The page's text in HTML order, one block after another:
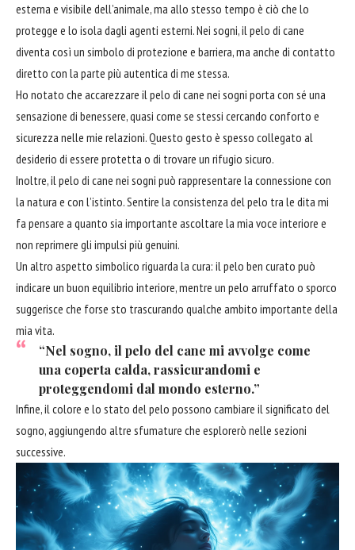
esterna e visibile dell’animale, ma allo stesso tempo è ciò che lo
protegge e lo isola dagli agenti esterni. Nei sogni, il pelo di cane
diventa così un simbolo di protezione e barriera, ma anche di contatto
diretto con la parte più autentica di me stessa.
Ho notato che accarezzare il pelo di cane nei sogni porta con sé una
sensazione di benessere, quasi come se stessi cercando conforto e
sicurezza nelle mie relazioni. Questo gesto è spesso collegato al
desiderio di essere protetta o di trovare un rifugio sicuro.
Inoltre, il pelo di cane nei sogni può rappresentare la connessione con
la natura e con l’istinto. Sentire la consistenza del pelo tra le dita mi
fa pensare a quanto sia importante ascoltare la mia voce interiore e
non reprimere gli impulsi più genuini.
Un altro aspetto simbolico riguarda la cura: il pelo ben curato può
indicare un buon equilibrio interiore, mentre un pelo arruffato o sporco
suggerisce che forse sto trascurando qualche ambito importante della
mia vita.
“Nel sogno, il pelo del cane mi avvolge come
una coperta calda, rassicurandomi e
proteggendomi dal mondo esterno.”
Infine, il colore e lo stato del pelo possono cambiare il significato del
sogno, aggiungendo altre sfumature che esplorerò nelle sezioni
successive.